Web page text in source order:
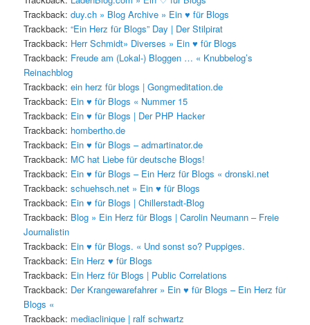
Trackback:duy.ch » Blog Archive » Ein ♥ für Blogs
Trackback:“Ein Herz für Blogs” Day | Der Stilpirat
Trackback: Herr Schmidt» Diverses » Ein ♥ für Blogs
Trackback: Freude am (Lokal-) Bloggen … « Knubbelog’s
Reinachblog
Trackback:ein herz für blogs | Gongmeditation.de
Trackback: Ein ♥ für Blogs « Nummer 15
Trackback: Ein ♥ für Blogs | Der PHP Hacker
Trackback: hombertho.de
Trackback: Ein ♥ für Blogs – admartinator.de
Trackback: MC hat Liebe für deutsche Blogs!
Trackback: Ein ♥ für Blogs – Ein Herz für Blogs « dronski.net
Trackback:schuehsch.net » Ein ♥ für Blogs
Trackback: Ein ♥ für Blogs | Chillerstadt-Blog
Trackback: Blog » Ein Herz für Blogs | Carolin Neumann – Freie
Journalistin
Trackback: Ein ♥ für Blogs. « Und sonst so? Puppiges.
Trackback: Ein Herz ♥ für Blogs
Trackback: Ein Herz für Blogs | Public Correlations
Trackback: Der Krangewarefahrer » Ein ♥ für Blogs – Ein Herz für
Blogs «
Trackback: mediaclinique | ralf schwartz